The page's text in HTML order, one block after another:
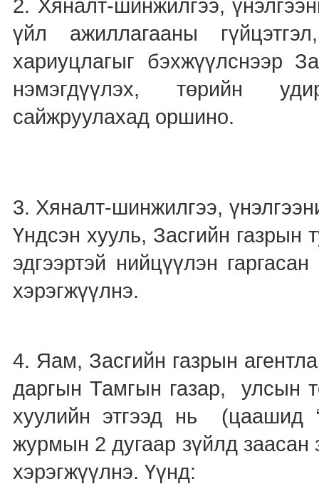
2. Хяналт-шинжилгээ,
үйл ажиллагааны
хариуцлагыг бэхжүүлснээр
нэмэгдүүлэх, төрийн
сайжруулахад оршино.
3. Хяналт-шинжилгээ,
Үндсэн хууль, Засгийн газрын
эдгээртэй нийцүүлэн
хэрэгжүүлнэ.
4. Яам, Засгийн газрын
даргын Тамгын газар, улсын
хуулийн этгээд нь (цаашид
журмын 2 дугаар зүйлд заасан
хэрэгжүүлнэ. Үүнд: